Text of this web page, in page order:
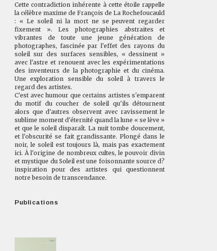
Cette contradiction inhérente à cette étoile rappelle
la célèbre maxime de François de La Rochefoucauld
: « Le soleil ni la mort ne se peuvent regarder
fixement ». Les photographies abstraites et
vibrantes de toute une jeune génération de
photographes, fascinée par l'effet des rayons du
soleil sur des surfaces sensibles, « dessinent »
avec l'astre et renouent avec les expérimentations
des inventeurs de la photographie et du cinéma.
Une exploration sensible du soleil à travers le
regard des artistes.
C'est avec humour que certains artistes s'emparent
du motif du coucher de soleil qu'ils détournent
alors que d'autres observent avec ravissement le
sublime moment d'éternité quand la lune « se lève »
et que le soleil disparaît. La nuit tombe doucement,
et l'obscurité se fait grandissante. Plongé dans le
noir, le soleil est toujours là, mais pas exactement
ici. À l'origine de nombreux cultes, le pouvoir divin
et mystique du Soleil est une foisonnante source d?
inspiration pour des artistes qui questionnent
notre besoin de transcendance.
Publications